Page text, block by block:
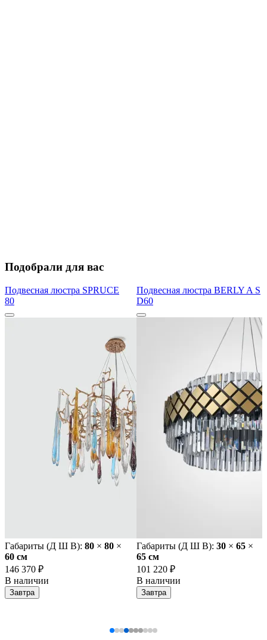
Подобрали для вас
Подвесная люстра SPRUCE
80
Габариты (Д Ш В): 80 × 80 ×
60 cм
146 370 ₽
В наличии
Завтра
Подвесная люстра BERLY A S
D60
Габариты (Д Ш В): 30 × 65 ×
65 cм
101 220 ₽
В наличии
Завтра